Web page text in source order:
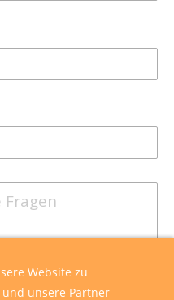
Website zu
unsere Partner